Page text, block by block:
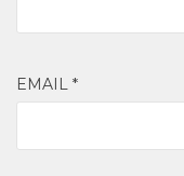
EMAIL *